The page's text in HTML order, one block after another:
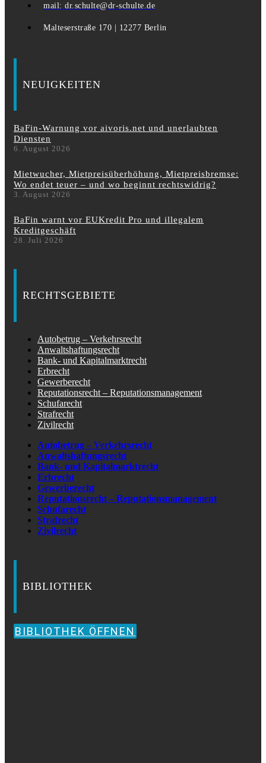
mail: dr.schulte@dr-schulte.de
Malteserstraße 170 | 12277 Berlin
NEUIGKEITEN
BaFin-Warnung vor aivoris.net und unerlaubten
Diensten
6. August 2026
Mietwucher, Mietpreisüberhöhung, Mietpreisbremse:
Wo endet teuer – und wo beginnt rechtswidrig?
3. August 2026
BaFin warnt vor EUKredit Pro und illegalem
Kreditgeschäft
28. Juli 2026
RECHTSGEBIETE
Autobetrug – Verkehrsrecht
Anwaltshaftungsrecht
Bank- und Kapitalmarktrecht
Erbrecht
Gewerberecht
Reputationsrecht – Reputationsmanagement
Schufarecht
Strafrecht
Zivilrecht
Autobetrug – Verkehrsrecht
Anwaltshaftungsrecht
Bank- und Kapitalmarktrecht
Erbrecht
Gewerberecht
Reputationsrecht – Reputationsmanagement
Schufarecht
Strafrecht
Zivilrecht
BIBLIOTHEK
BIBLIOTHEK ÖFFNEN